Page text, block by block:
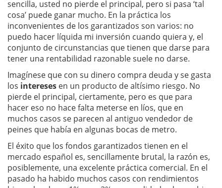
sencilla, usted no pierde el principal, pero si pasa ‘tal
cosa’ puede ganar mucho. En la práctica los
inconvenientes de los garantizados son varios: no
puedo hacer líquida mi inversión cuando quiera y, el
conjunto de circunstancias que tienen que darse para
tener una rentabilidad razonable suele no darse.
Imagínese que con su dinero compra deuda y se gasta
los intereses en un producto de altísimo riesgo. No
pierde el principal, ciertamente, pero es que para
hacer eso no hace falta meterse en líos, que en
muchos casos se parecen al antiguo vendedor de
peines que había en algunas bocas de metro.
El éxito que los fondos garantizados tienen en el
mercado español es, sencillamente brutal, la razón es,
posiblemente, una excelente práctica comercial. En el
pasado ha habido muchos casos con rendimientos